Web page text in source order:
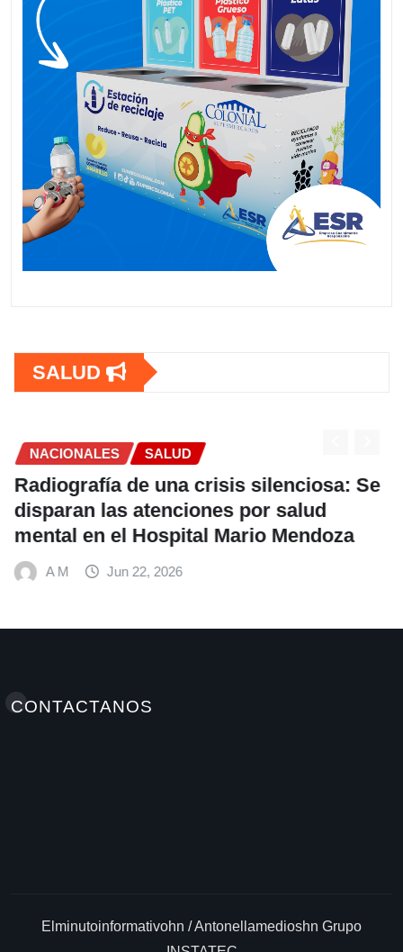
SALUD
silenciosa: Se
por salud
Mario Mendoza
OPS lanza
frenar la
VIH en América
CONTACTANOS
Elminutoinformativohn / Antonellamedioshn Grupo